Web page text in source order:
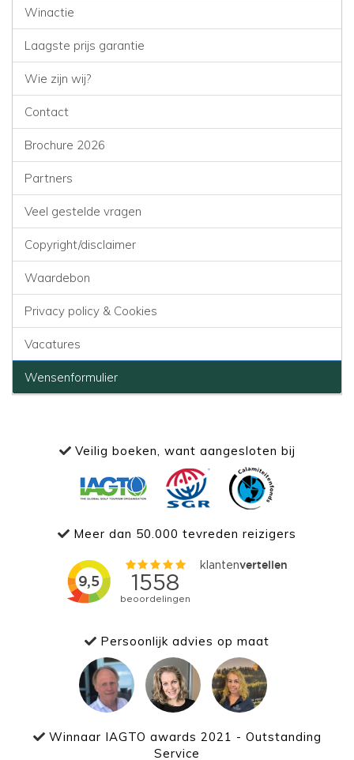
Winactie
Laagste prijs garantie
Wie zijn wij?
Contact
Brochure 2026
Partners
Veel gestelde vragen
Copyright/disclaimer
Waardebon
Privacy policy & Cookies
Vacatures
Wensenformulier
Veilig boeken, want aangesloten bij
Meer dan 50.000 tevreden reizigers
Persoonlijk advies op maat
Winnaar IAGTO awards 2021 - Outstanding
Service